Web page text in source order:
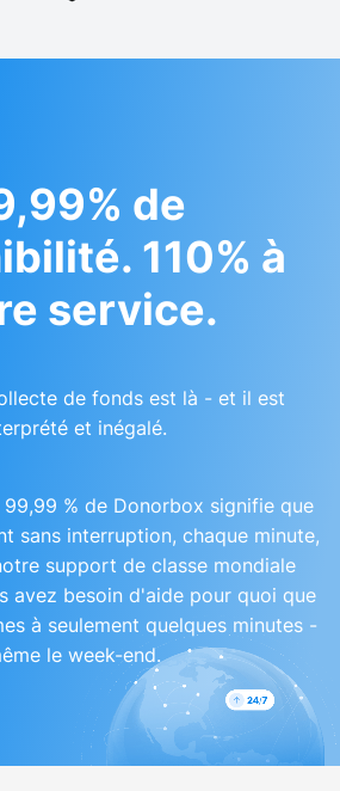
de
110% à
service.
de fonds est là - et il est
et inégalé.
% de Donorbox signifie que
sans interruption, chaque minute,
support de classe mondiale
avez besoin d'aide pour quoi que
à seulement quelques minutes -
le week-end.